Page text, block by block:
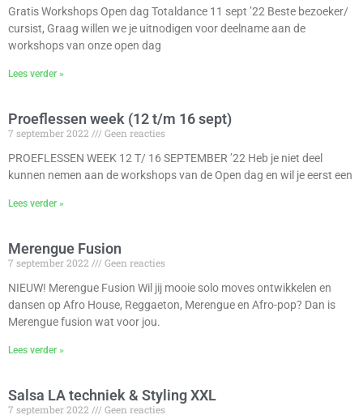
Gratis Workshops Open dag Totaldance 11 sept ’22 Beste bezoeker/
cursist, Graag willen we je uitnodigen voor deelname aan de
workshops van onze open dag
Lees verder »
Proeflessen week (12 t/m 16 sept)
7 september 2022
Geen reacties
PROEFLESSEN WEEK 12 T/ 16 SEPTEMBER ’22 Heb je niet deel
kunnen nemen aan de workshops van de Open dag en wil je eerst een
Lees verder »
Merengue Fusion
7 september 2022
Geen reacties
NIEUW! Merengue Fusion Wil jij mooie solo moves ontwikkelen en
dansen op Afro House, Reggaeton, Merengue en Afro-pop? Dan is
Merengue fusion wat voor jou.
Lees verder »
Salsa LA techniek & Styling XXL
7 september 2022 Geen reacties